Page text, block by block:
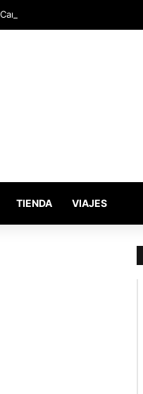
Nacional de Invierno
TIENDA VIAJES